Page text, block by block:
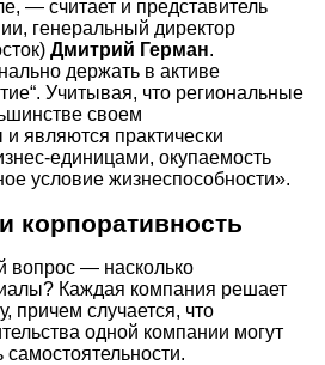
— считает и представитель
генеральный директор
Дмитрий Герман.
держать в активе
Учитывая, что региональные
своем
являются практически
единицами, окупаемость
условие жизнеспособности».
корпоративность
вопрос — насколько
Каждая компания решает
причем случается, что
одной компании могут